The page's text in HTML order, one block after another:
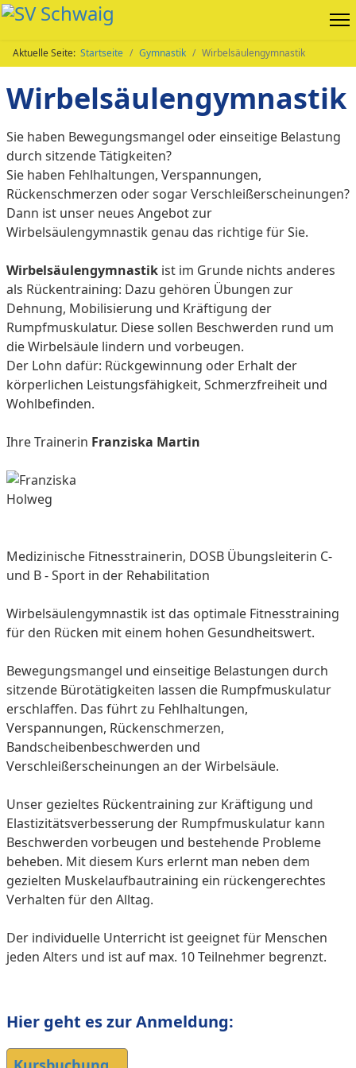
Aktuelle Seite: Startseite Gymnastik Wirbelsäulengymnastik
Wirbelsäulengymnastik
Sie haben Bewegungsmangel oder einseitige Belastung
durch sitzende Tätigkeiten?
Sie haben Fehlhaltungen, Verspannungen,
Rückenschmerzen oder sogar Verschleißerscheinungen?
Dann ist unser neues Angebot zur
Wirbelsäulengymnastik genau das richtige für Sie.
Wirbelsäulengymnastik ist im Grunde nichts anderes
als Rückentraining: Dazu gehören Übungen zur
Dehnung, Mobilisierung und Kräftigung der
Rumpfmuskulatur. Diese sollen Beschwerden rund um
die Wirbelsäule lindern und vorbeugen.
Der Lohn dafür: Rückgewinnung oder Erhalt der
körperlichen Leistungsfähigkeit, Schmerzfreiheit und
Wohlbefinden.
Ihre Trainerin Franziska Martin
Medizinische Fitnesstrainerin, DOSB Übungsleiterin C-
und B - Sport in der Rehabilitation
Wirbelsäulengymnastik ist das optimale Fitnesstraining
für den Rücken mit einem hohen Gesundheitswert.
Bewegungsmangel und einseitige Belastungen durch
sitzende Bürotätigkeiten lassen die Rumpfmuskulatur
erschlaffen. Das führt zu Fehlhaltungen,
Verspannungen, Rückenschmerzen,
Bandscheibenbeschwerden und
Verschleißerscheinungen an der Wirbelsäule.
Unser gezieltes Rückentraining zur Kräftigung und
Elastizitätsverbesserung der Rumpfmuskulatur kann
Beschwerden vorbeugen und bestehende Probleme
beheben. Mit diesem Kurs erlernt man neben dem
gezielten Muskelaufbautraining ein rückengerechtes
Verhalten für den Alltag.
Der individuelle Unterricht ist geeignet für Menschen
jeden Alters und ist auf max. 10 Teilnehmer begrenzt.
Hier geht es zur Anmeldung: